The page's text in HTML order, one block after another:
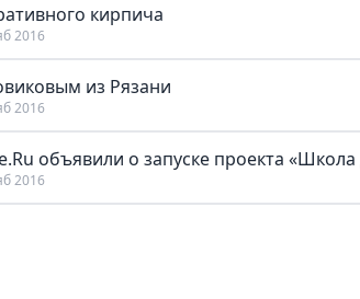
кирпича
2016
из Рязани
2016
объявили о запуске проекта
2016